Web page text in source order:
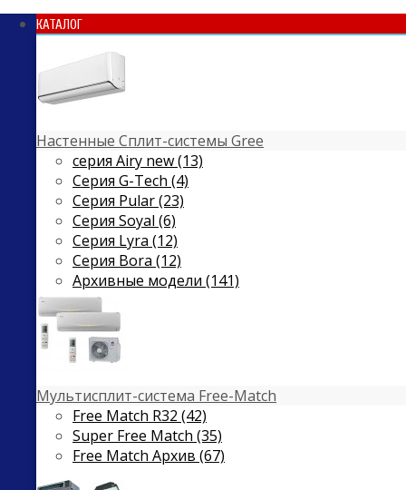
КАТАЛОГ
Настенные Сплит-системы Gree
серия Airy new (13)
Серия G-Tech (4)
Серия Pular (23)
Cерия Soyal (6)
Серия Lyra (12)
Серия Bora (12)
Архивные модели (141)
Мультисплит-система Free-Match
Free Match R32 (42)
Super Free Match (35)
Free Match Архив (67)